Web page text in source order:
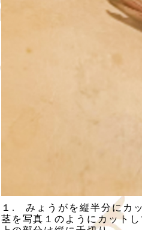
１.　みょうがを縦半分にカ
茎を写真１のようにカット